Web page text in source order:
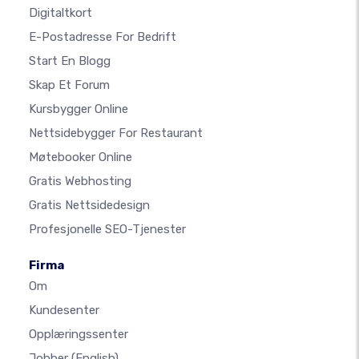
Digitaltkort
E-Postadresse For Bedrift
Start En Blogg
Skap Et Forum
Kursbygger Online
Nettsidebygger For Restaurant
Møtebooker Online
Gratis Webhosting
Gratis Nettsidedesign
Profesjonelle SEO-Tjenester
Firma
Om
Kundesenter
Opplæringssenter